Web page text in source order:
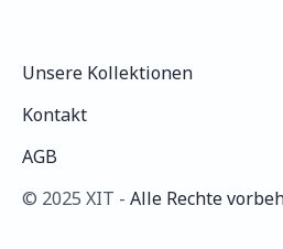
©️ 2025 XIT - Alle Rechte
Unsere Kollektionen
Kontakt
AGB